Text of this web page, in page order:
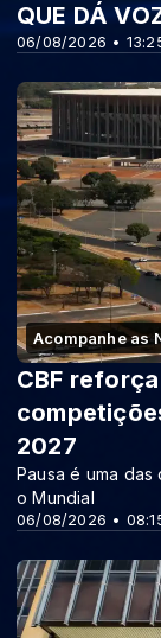
06/08/2026 •
QUE DÁ
Acompanhe as
06/08/2026 •
CBF
2027
Pausa é uma
o Mundial